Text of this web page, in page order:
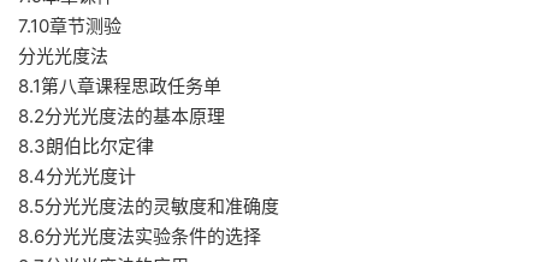
7.10章节测验
分光光度法
8.1第八章课程思政任务单
8.2分光光度法的基本原理
8.3朗伯比尔定律
8.4分光光度计
8.5分光光度法的灵敏度和准确度
8.6分光光度法实验条件的选择